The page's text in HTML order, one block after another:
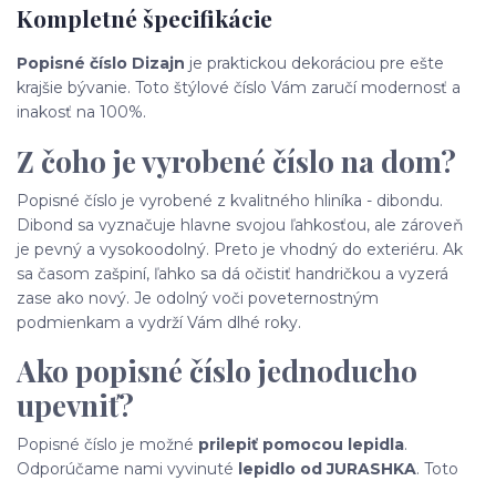
Kompletné špecifikácie
Popisné číslo Dizajn je praktickou dekoráciou pre ešte
krajšie bývanie. Toto štýlové číslo Vám zaručí modernosť a
inakosť na 100%.
Z čoho je vyrobené číslo na dom?
Popisné číslo je vyrobené z kvalitného hliníka - dibondu.
Dibond sa vyznačuje hlavne svojou ľahkosťou, ale zároveň
je pevný a vysokoodolný. Preto je vhodný do exteriéru. Ak
sa časom zašpiní, ľahko sa dá očistiť handričkou a vyzerá
zase ako nový. Je odolný voči poveternostným
podmienkam a vydrží Vám dlhé roky.
Ako popisné číslo jednoducho
upevniť?
Popisné číslo je možné prilepiť pomocou lepidla.
Odporúčame nami vyvinuté lepidlo od JURASHKA. Toto